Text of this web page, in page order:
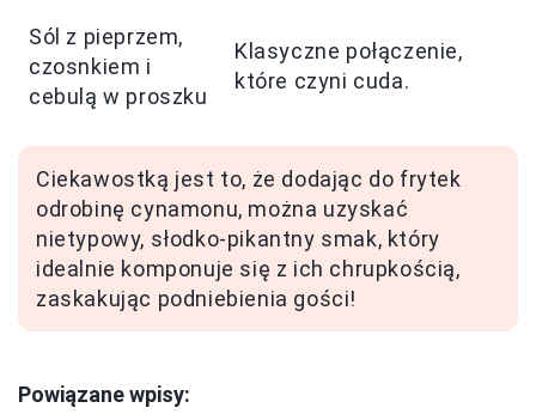
Sól z pieprzem,
czosnkiem i
cebulą w proszku
Klasyczne połączenie,
które czyni cuda.
Ciekawostką jest to, że dodając do frytek
odrobinę cynamonu, można uzyskać
nietypowy, słodko-pikantny smak, który
idealnie komponuje się z ich chrupkością,
zaskakując podniebienia gości!
Powiązane wpisy: